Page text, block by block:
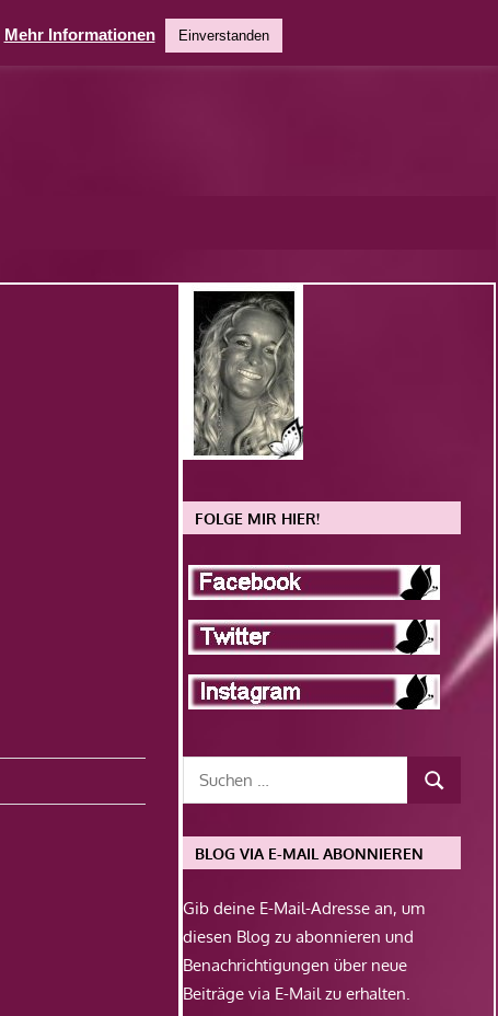
FOLGE MIR HIER!
BLOG VIA E-MAIL ABONNIEREN
Gib deine E-Mail-Adresse an, um
diesen Blog zu abonnieren und
Benachrichtigungen über neue
Beiträge via E-Mail zu erhalten.
Mehr Informationen Einverstanden